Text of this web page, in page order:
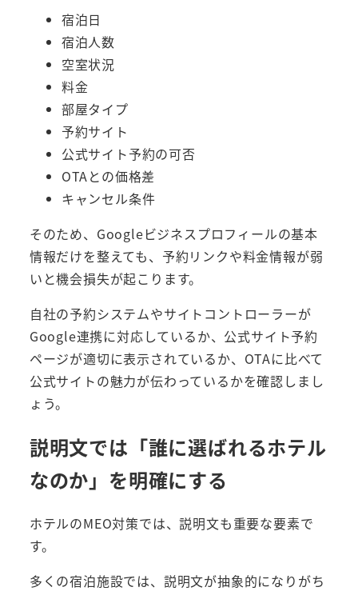
宿泊日
宿泊人数
空室状況
料金
部屋タイプ
予約サイト
公式サイト予約の可否
OTAとの価格差
キャンセル条件
そのため、Googleビジネスプロフィールの基本
情報だけを整えても、予約リンクや料金情報が弱
いと機会損失が起こります。
自社の予約システムやサイトコントローラーが
Google連携に対応しているか、公式サイト予約
ページが適切に表示されているか、OTAに比べて
公式サイトの魅力が伝わっているかを確認しまし
ょう。
説明文では「誰に選ばれるホテル
なのか」を明確にする
ホテルのMEO対策では、説明文も重要な要素で
す。
多くの宿泊施設では、説明文が抽象的になりがち